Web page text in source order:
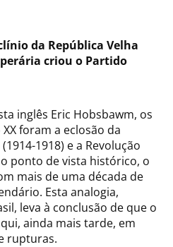
da República Velha
criou o Partido
inglês Eric Hobsbawm, os
foram a eclosão da
1918) e a Revolução
ponto de vista histórico, o
mais de uma década de
Esta analogia,
leva à conclusão de que o
ainda mais tarde, em
rupturas.